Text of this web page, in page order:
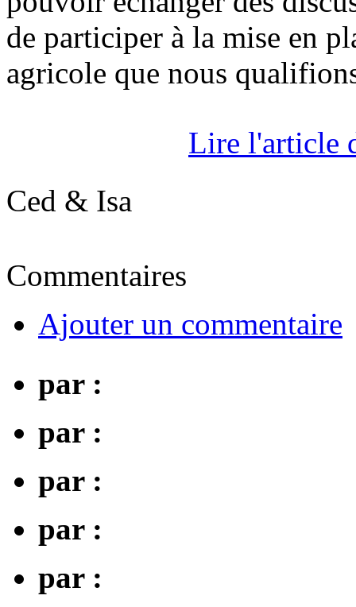
de participer à la mise en
agricole que nous
Lire l'article
Ced & Isa
Commentaires
Ajouter un commentaire
par :
par :
par :
par :
par :